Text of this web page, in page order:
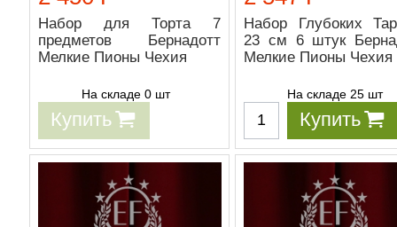
Набор для Торта 7
предметов Бернадотт
Мелкие Пионы Чехия
На складе 0 шт
Купить
Набор Глубоких
23 см 6 штук
Мелкие Пионы Чехия
На складе 25 шт
Купить